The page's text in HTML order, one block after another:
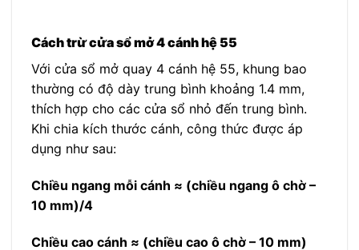
Cách trừ cửa sổ mở 4 cánh hệ 55
Với cửa sổ mở quay 4 cánh hệ 55, khung bao
thường có độ dày trung bình khoảng 1.4 mm,
thích hợp cho các cửa sổ nhỏ đến trung bình.
Khi chia kích thước cánh, công thức được áp
dụng như sau:
Chiều ngang mỗi cánh ≈ (chiều ngang ô chờ –
10 mm)/4
Chiều cao cánh ≈ (chiều cao ô chờ – 10 mm)